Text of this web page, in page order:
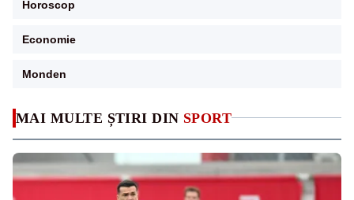
MAI MULTE ȘTIRI DIN SPORT
Horoscop
Economie
Monden